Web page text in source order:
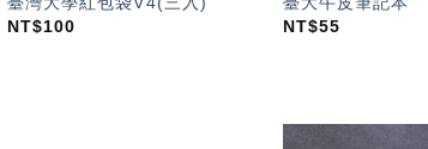
NT$100
NT$55